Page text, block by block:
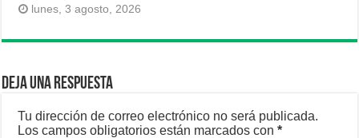
lunes, 3 agosto, 2026
Deja una respuesta
Tu dirección de correo electrónico no será publicada.
Los campos obligatorios están marcados con*